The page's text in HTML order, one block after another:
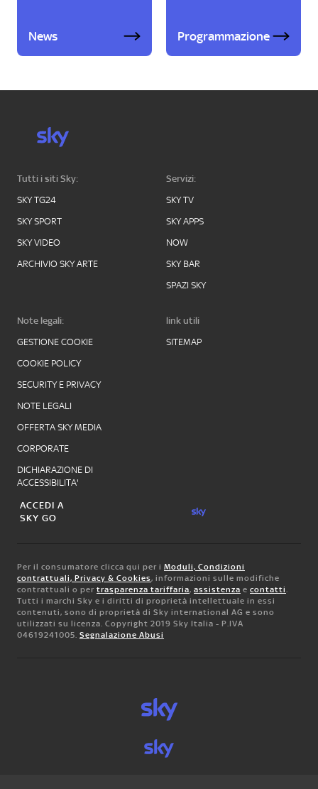
News Programmazione
Tutti i siti Sky:
SKY TG24
SKY SPORT
SKY VIDEO
ARCHIVIO SKY ARTE
Servizi:
SKY TV
SKY APPS
NOW
SKY BAR
SPAZI SKY
Note legali:
GESTIONE COOKIE
COOKIE POLICY
SECURITY E PRIVACY
NOTE LEGALI
OFFERTA SKY MEDIA
CORPORATE
DICHIARAZIONE DI
ACCESSIBILITA'
link utili
SITEMAP
ACCEDI A
SKY GO
Per il consumatore clicca qui per i Moduli, Condizioni
contrattuali, Privacy & Cookies, informazioni sulle modifiche
contrattuali o per trasparenza tariffaria, assistenza e contatti.
Tutti i marchi Sky e i diritti di proprietà intellettuale in essi
contenuti, sono di proprietà di Sky international AG e sono
utilizzati su licenza. Copyright 2019 Sky Italia - P.IVA
04619241005. Segnalazione Abusi